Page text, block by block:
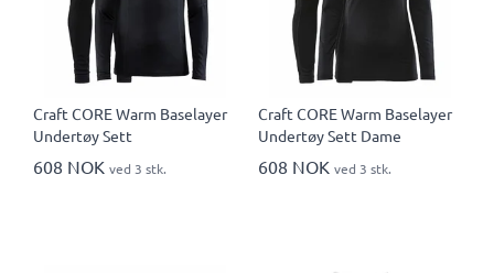
Craft CORE Warm Baselayer
Undertøy Sett
608 NOK ved 3 stk.
Craft CORE Warm Baselayer
Undertøy Sett Dame
608 NOK ved 3 stk.